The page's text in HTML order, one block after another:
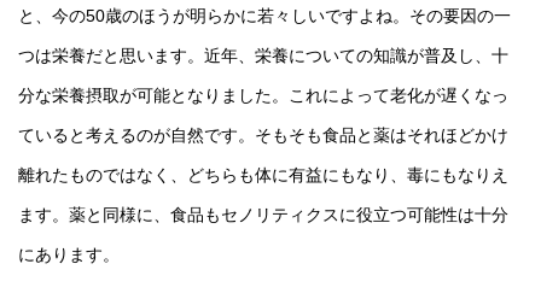
と、今の50歳のほうが明らかに若々しいですよね。その要因の一
つは栄養だと思います。近年、栄養についての知識が普及し、十
分な栄養摂取が可能となりました。これによって老化が遅くなっ
ていると考えるのが自然です。そもそも食品と薬はそれほどかけ
離れたものではなく、どちらも体に有益にもなり、毒にもなりえ
ます。薬と同様に、食品もセノリティクスに役立つ可能性は十分
にあります。